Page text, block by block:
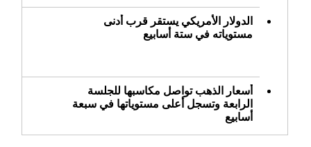
الدولار الأمريكي يستقر قرب أدنى
مستوياته في ستة أسابيع
أسعار الذهب تواصل مكاسبها للجلسة
الرابعة وتسجل أعلى مستوياتها في سبعة
أسابيع